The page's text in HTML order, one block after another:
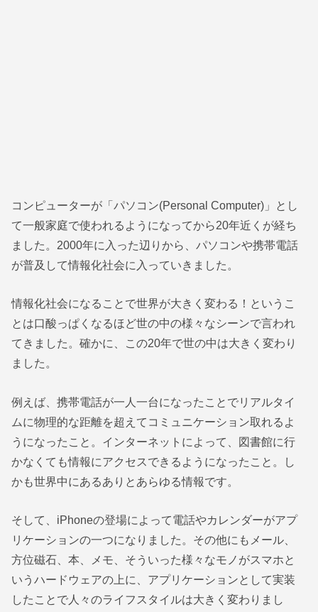
コンピューターが「パソコン(Personal Computer)」とし
て一般家庭で使われるようになってから20年近くが経ち
ました。2000年に入った辺りから、パソコンや携帯電話
が普及して情報化社会に入っていきました。
情報化社会になることで世界が大きく変わる！というこ
とは口酸っぱくなるほど世の中の様々なシーンで言われ
てきました。確かに、この20年で世の中は大きく変わり
ました。
例えば、携帯電話が一人一台になったことでリアルタイ
ムに物理的な距離を超えてコミュニケーション取れるよ
うになったこと。インターネットによって、図書館に行
かなくても情報にアクセスできるようになったこと。し
かも世界中にあるありとあらゆる情報です。
そして、iPhoneの登場によって電話やカレンダーがアプ
リケーションの一つになりました。その他にもメール、
方位磁石、本、メモ、そういった様々なモノがスマホと
いうハードウェアの上に、アプリケーションとして実装
したことで人々のライフスタイルは大きく変わりまし